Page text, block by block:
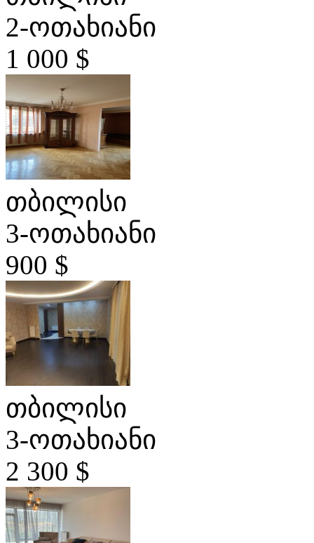
2-ოთახიანი
1 000 $
თბილისი
3-ოთახიანი
900 $
თბილისი
3-ოთახიანი
2 300 $